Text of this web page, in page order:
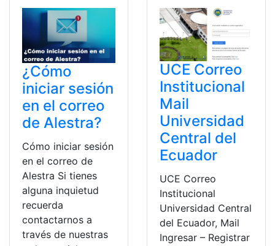
¿Cómo
iniciar sesión
en el correo
de Alestra?
Cómo iniciar sesión
en el correo de
Alestra Si tienes
alguna inquietud
recuerda
contactarnos a
través de nuestras
UCE Correo
Institucional
Mail
Universidad
Central del
Ecuador
UCE Correo
Institucional
Universidad Central
del Ecuador, Mail
Ingresar – Registrar